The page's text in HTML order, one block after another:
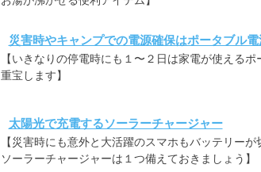
災害時やキャンプでの電源確保はポータブル
【いきなりの停電時にも１〜２日は家電が使える
重宝します】
太陽光で充電するソーラーチャージャー
【災害時にも意外と大活躍のスマホもバッテリー
ソーラーチャージャーは１つ備えておきましょう】